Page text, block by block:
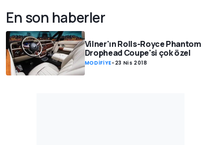
En son haberler
Vilner'ın Rolls-Royce Phantom
Drophead Coupe'si çok özel
MODİFİYE- 23 Nis 2018